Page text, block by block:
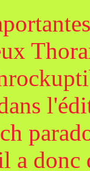
a donc